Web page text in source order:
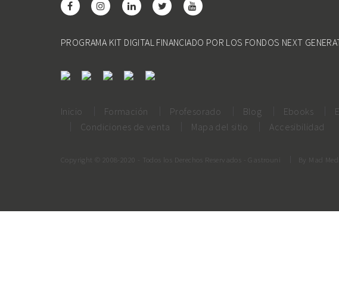
PROGRAMA KIT DIGITAL FINANCIADO POR LOS FONDOS NEXT
Inicio Formación Profesorado Blog Ebooks
Condiciones de venta
Mapa del sitio Accesibilidad
Copyright © 2008-2020 - Todos los Derechos Reservados - Gastrouni By Mad